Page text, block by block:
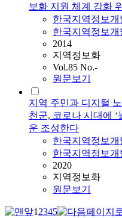
보화 지원 체계 강화
한국지역정보
한국지역정보
2014
지역정보화
Vol.85 No.-
원문보기
지역 주민과 디지털
천군, 코로나 시대에
운 조성한다
한국지역정보개
한국지역정보
2020
지역정보화
원문보기
12345